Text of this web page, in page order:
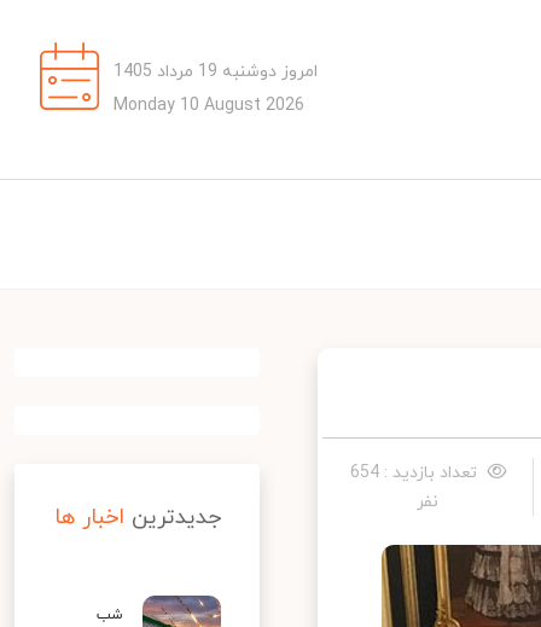
امروز دوشنبه 19 مرداد 1405
Monday 10 August 2026
تعداد بازدید : 654
نفر
جدیدترین اخبار ها
شب